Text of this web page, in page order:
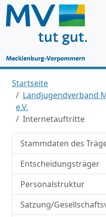
Startseite
Landjugendverband
e.V.
Internetauftritte
Stammdaten des
Entscheidungsträger
Personalstruktur
Satzung/